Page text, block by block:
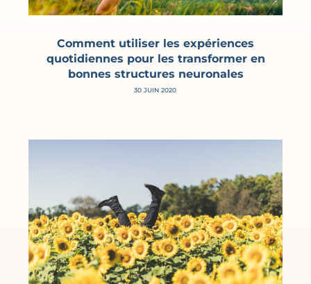
Comment utiliser les expériences
quotidiennes pour les transformer en
bonnes structures neuronales
30 JUIN 2020